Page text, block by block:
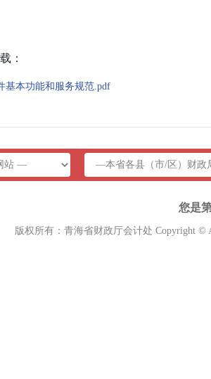
：
基本功能和服务规范.pdf
您是
版权所有：青海省财政厅会计处 Copyright